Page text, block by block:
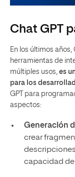
Chat GPT
En los últimos
herramientas de
múltiples usos, es
para los
GPT para
aspectos:
Generación
crear
capacidad de